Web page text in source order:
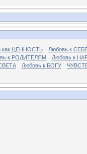
ЦЕННОСТЬ
Любовь к
к РОДИТЕЛЯМ
Любовь к
Любовь к БОГУ